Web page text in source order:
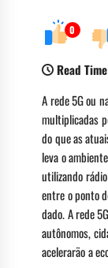
0
Read
A rede 5G ou
multiplicadas
do que as
leva o
utilizando
entre o ponto
dado. A rede
autônomos,
acelerarão a